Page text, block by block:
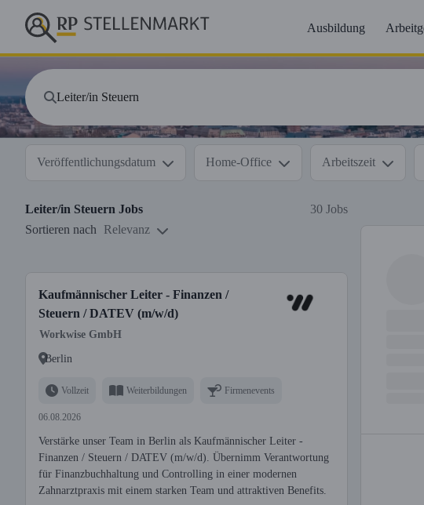
Ausbildung
Veröffentlichungsdatum Home-Office Arbeitszeit
Leiter/in Steuern Jobs
30 Jobs
Sortieren nach
Relevanz
Kaufmännischer Leiter - Finanzen /
Steuern / DATEV (m/w/d)
Workwise GmbH
Berlin
Vollzeit Weiterbildungen Firmenevents
06.08.2026
Verstärke unser Team in Berlin als Kaufmännischer Leiter -
Finanzen / Steuern / DATEV (m/w/d). Übernimm Verantwortung
für Finanzbuchhaltung und Controlling in einer modernen
Zahnarztpraxis mit einem starken Team und attraktiven Benefits.